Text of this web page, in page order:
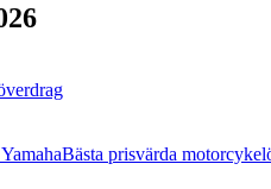
Bästa prisvärda